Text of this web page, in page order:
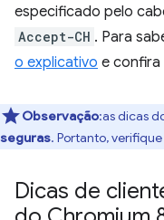
especificado pelo
Accept-CH . Para
o explicativo e confira
Observação:as dicas
seguras. Portanto,
Dicas de